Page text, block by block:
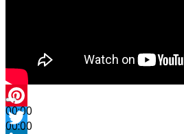
00:00
00:00
Pinterest